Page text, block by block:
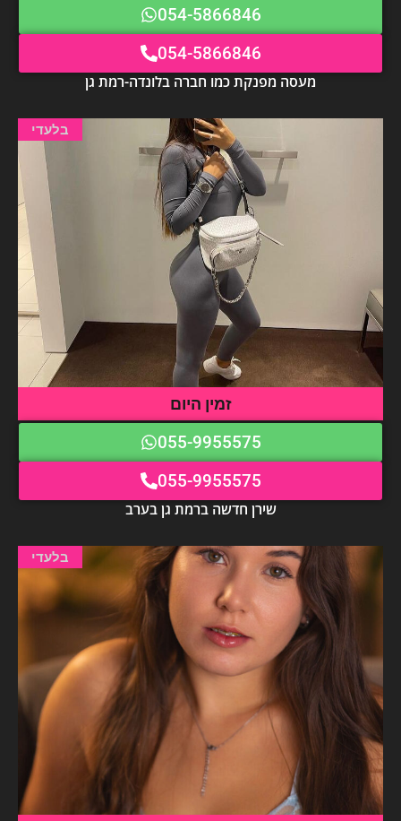
054-5866846
054-5866846
מעסה מפנקת כמו חברה בלונדה-רמת גן
בלעדי
זמין היום
055-9955575
055-9955575
שירן חדשה ברמת גן בערב
בלעדי